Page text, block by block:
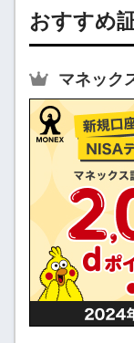
おすすめ
マネック